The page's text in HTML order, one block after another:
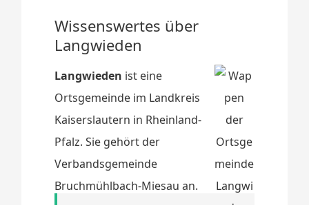
Wissenswertes über
Langwieden
Langwieden ist eine
Ortsgemeinde im Landkreis
Kaiserslautern in Rheinland-
Pfalz. Sie gehört der
Verbandsgemeinde
Bruchmühlbach-Miesau an.